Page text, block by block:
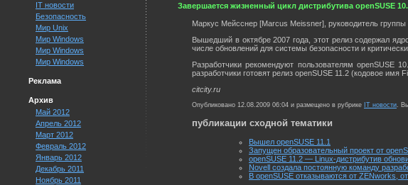
IT новости
Безопасность
Мир Unix
Мир Windows
Мир Windows
Мир Windows
Реклама
Архив
Май 2012
Апрель 2012
Март 2012
Февраль 2012
Январь 2012
Декабрь 2011
Ноябрь 2011
Завершается жизненный цикл дистрибутива openSUSE
Маркус Мейсснер [Marcus Meissner], руководитель группы
Вышедший в октябре 2007 года, этот релиз содержал
числе обновлений для системы безопасности и
Разработчики рекомендуют пользователям openSUSE
разработчики готовят релиз openSUSE 11.2 (кодовое имя
citcity.ru
Опубликовано 12.08.2009 06:04 и размещено в рубрике IT новости.
публикации сходной тематики
Вышел openSUSE 11.1
Запущен образовательный проект от
openSUSE 11.2 — Linux-дистрибутив
Novell создала постоянную команду
В openSUSE отказываются от ZENworks,